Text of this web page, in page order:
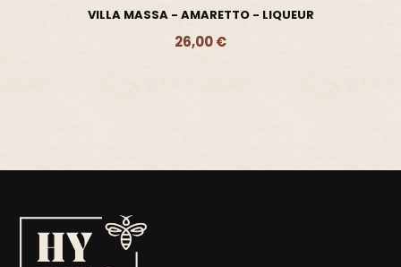
VILLA MASSA - AMARETTO - LIQUEUR
26,00 €
Ajouter - 26,00 €